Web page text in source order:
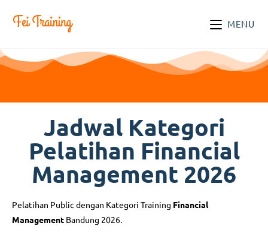
MENU
Jadwal Kategori
Pelatihan Financial
Management 2026
Pelatihan Public dengan Kategori Training Financial
Management Bandung 2026.